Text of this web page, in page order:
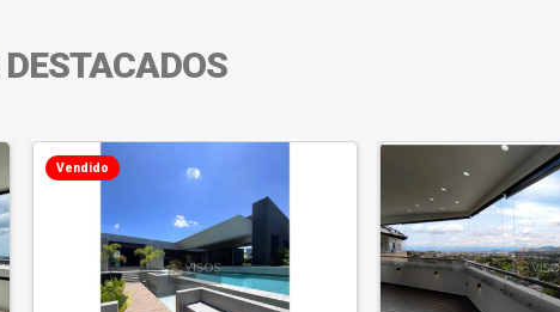
DESTACADOS
Vendido